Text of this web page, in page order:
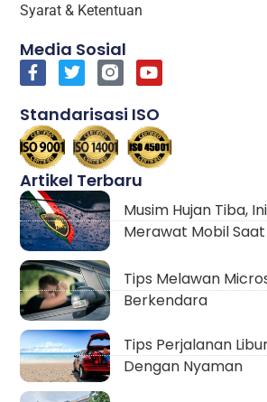
Artikel Terbaru
Musim Hujan Tiba,
Merawat Mobil
Tips Melawan
Berkendara
Tips Perjalanan
Dengan Nyaman
Syarat & Ketentuan
Media Sosial
Standarisasi ISO